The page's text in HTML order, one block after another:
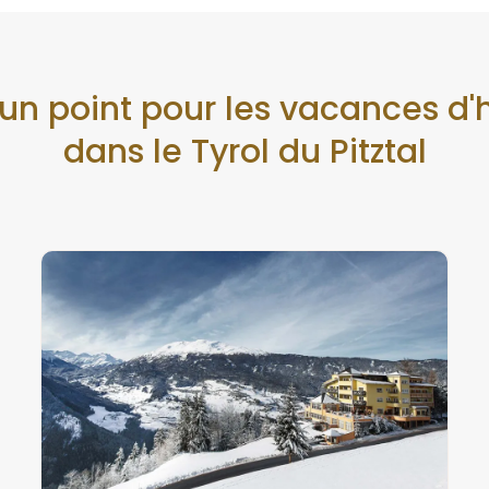
point pour les vacances
dans le Tyrol du Pitztal